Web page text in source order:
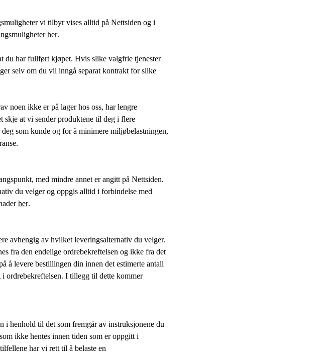
vi tilbyr vises alltid på Nettsiden og i
her.
du har fullført kjøpet. Hvis slike valgfrie tjenester
selv om du vil inngå separat kontrakt for slike
noen ikke er på lager hos oss, har lengre
skje at vi sender produktene til deg i flere
som kunde og for å minimere miljøbelastningen,
med mindre annet er angitt på Nettsiden.
du velger og oppgis alltid i forbindelse med
her.
avhengig av hvilket leveringsalternativ du velger.
fra den endelige ordrebekreftelsen og ikke fra det
å levere bestillingen din innen det estimerte antall
ordrebekreftelsen. I tillegg til dette kommer
i henhold til det som fremgår av instruksjonene du
ikke hentes innen tiden som er oppgitt i
har vi rett til å belaste en